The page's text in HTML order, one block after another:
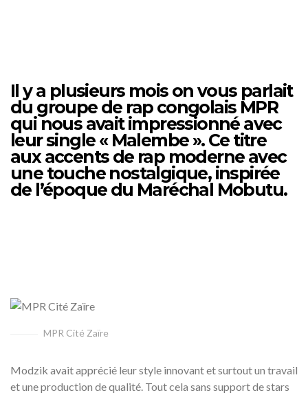
Il y a plusieurs mois on vous parlait
du groupe de rap congolais MPR
qui nous avait impressionné avec
leur single « Malembe ». Ce titre
aux accents de rap moderne avec
une touche nostalgique, inspirée
de l’époque du Maréchal Mobutu.
MPR Cité Zaïre
Modzik avait apprécié leur style innovant et surtout un travail
et une production de qualité. Tout cela sans support de stars